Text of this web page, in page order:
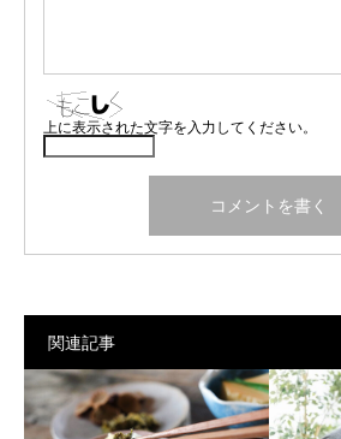
上に表示された文字を入力してください。
関連記事